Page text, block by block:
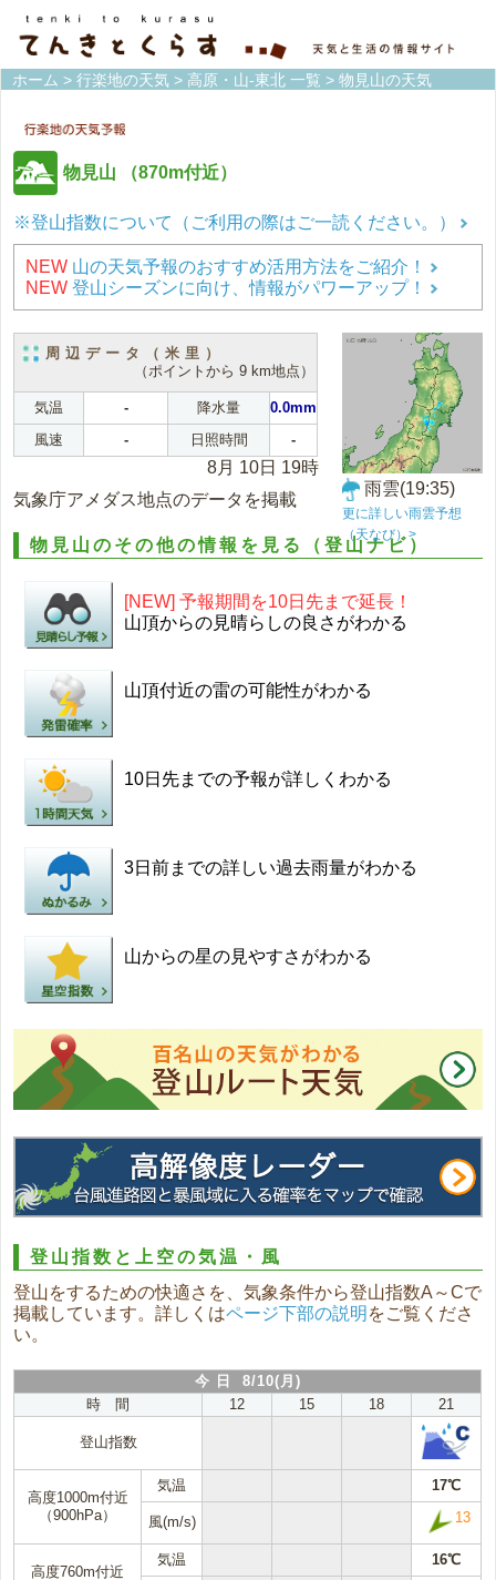
ホーム > 行楽地の天気 > 高原・山-東北 一覧 > 物見山の天気
物見山 （870m付近）
※登山指数について（ご利用の際はご一読ください。）
NEW 山の天気予報のおすすめ活用方法をご紹介！
NEW 登山シーズンに向け、情報がパワーアップ！
周辺データ（米里）
（ポイントから 9 km地点）
気温 - 降水量
0.0mm
風速
- 日照時間 -
8月 10日 19時
気象庁アメダス地点のデータを掲載
雨雲(19:35)
更に詳しい雨雲予想
（天なび）>
物見山のその他の情報を見る（登山ナビ）
[NEW] 予報期間を10日先まで延長！
山頂からの見晴らしの良さがわかる
山頂付近の雷の可能性がわかる
10日先までの予報が詳しくわかる
3日前までの詳しい過去雨量がわかる
山からの星の見やすさがわかる
登山指数と上空の気温・風
登山をするための快適さを、気象条件から登山指数A～Cで
掲載しています。詳しくはページ下部の説明 をご覧くださ
い。
今 日 8/10(月)
時 間
12 15 18 21
登山指数
高度1000m付近
（900hPa）
気温 17℃
風(m/s) 13
高度760m付近
気温 16℃